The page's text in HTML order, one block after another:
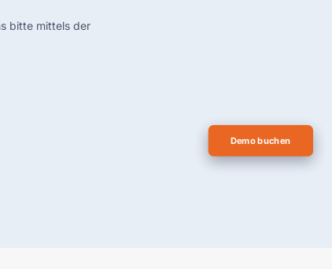
bitte mittels der
Demo buchen